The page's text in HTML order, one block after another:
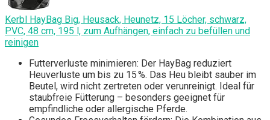
Kerbl HayBag Big, Heusack, Heunetz, 15 Löcher, schwarz,
PVC, 48 cm, 195 l, zum Aufhängen, einfach zu befüllen und
reinigen
Futterverluste minimieren: Der HayBag reduziert
Heuverluste um bis zu 15 %. Das Heu bleibt sauber im
Beutel, wird nicht zertreten oder verunreinigt. Ideal für
staubfreie Fütterung – besonders geeignet für
empfindliche oder allergische Pferde.